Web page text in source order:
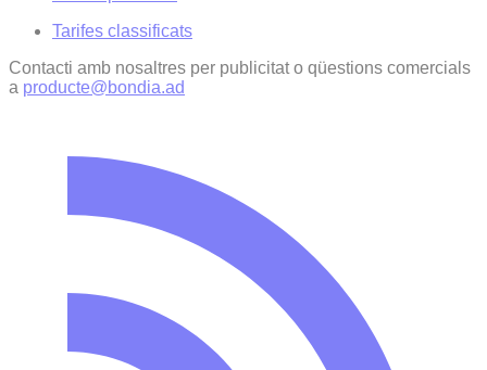
Tarifes classificats
Contacti amb nosaltres per publicitat o qüestions comercials
a producte@bondia.ad